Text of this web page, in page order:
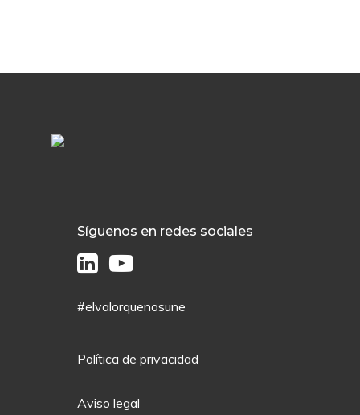
Síguenos en redes sociales
#elvalorquenosune
Política de privacidad
Aviso legal